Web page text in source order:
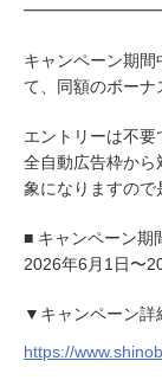
キャンペーン期
て、同額のボーナ
エントリーは不要
全自動広告枠から
象になりますので
■ キャンペーン期
2026年6月1日〜
▼キャンペーン詳
https://